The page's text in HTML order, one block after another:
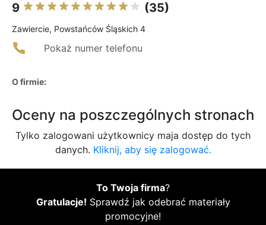
9 (35)
Zawiercie, Powstańców Śląskich 4
Pokaż numer telefonu
O firmie:
Oceny na poszczególnych stronach
Tylko zalogowani użytkownicy maja dostęp do tych
danych. Kliknij, aby się zalogować.
To Twoja firma?
Gratulacje! Sprawdź jak odebrać materiały
promocyjne!